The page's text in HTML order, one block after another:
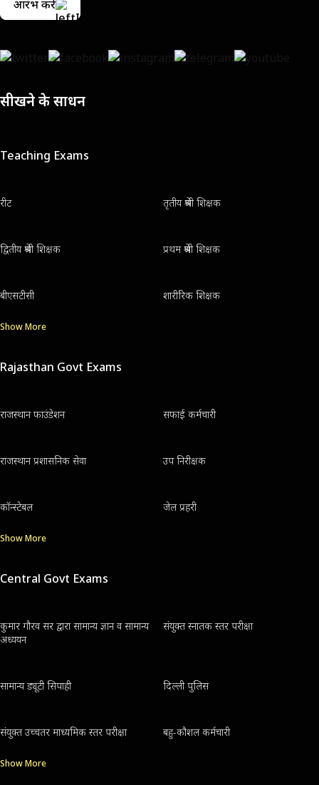
आरंभ करें
सीखने के साधन
Teaching Exams
रीट तृतीय श्रेणी शिक्षक
द्वितीय श्रेणी शिक्षक प्रथम श्रेणी शिक्षक
बीएसटीसी शारीरिक शिक्षक
Show More
Rajasthan Govt Exams
राजस्थान फाउंडेशन सफाई कर्मचारी
राजस्थान प्रशासनिक सेवा उप निरीक्षक
कॉन्स्टेबल जेल प्रहरी
Show More
Central Govt Exams
कुमार गौरव सर द्वारा सामान्य ज्ञान व सामान्य
अध्ययन
संयुक्त स्नातक स्तर परीक्षा
सामान्य ड्यूटी सिपाही दिल्ली पुलिस
संयुक्त उच्चतर माध्यमिक स्तर परीक्षा बहु-कौशल कर्मचारी
Show More